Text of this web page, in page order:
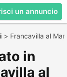
un annuncio
> Francavilla al
in
al